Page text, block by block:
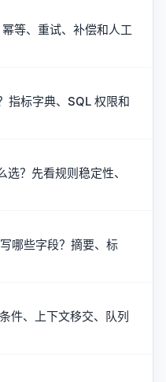
等、重试、补偿和人工
指标字典、SQL 权限和
？先看规则稳定性、
哪些字段？摘要、标
件、上下文移交、队列